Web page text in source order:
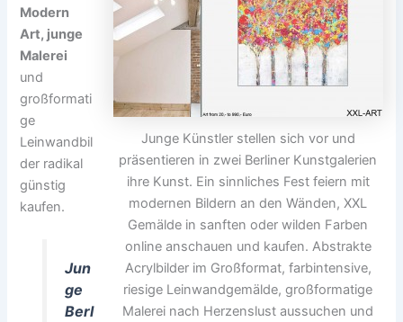
Junge Künstler stellen sich vor und
präsentieren in zwei Berliner Kunstgalerien
ihre Kunst. Ein sinnliches Fest feiern mit
modernen Bildern an den Wänden, XXL
Gemälde in sanften oder wilden Farben
online anschauen und kaufen. Abstrakte
Acrylbilder im Großformat, farbintensive,
riesige Leinwandgemälde, großformatige
Malerei nach Herzenslust aussuchen und
Modern
Art, junge
Malerei
und
großformati
ge
Leinwandbil
der radikal
günstig
kaufen.
Jun
ge
Berl